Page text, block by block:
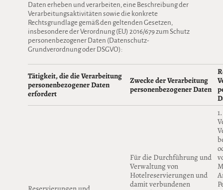
Daten erheben und verarbeiten, eine Beschreibung der
Verarbeitungsaktivitäten sowie die konkrete
Rechtsgrundlage gemäß den geltenden Gesetzen,
insbesondere der Verordnung (EU) 2016/679 zum Schutz
personenbezogener Daten (Datenschutz-
Grundverordnung oder DSGVO):
Tätigkeit, die die Verarbeitung
personenbezogener Daten
erfordert
Zwecke der Verarbeitung
personenbezogener Daten
Für die Durchführung und
Verwaltung von
Hotelreservierungen und
damit verbundenen